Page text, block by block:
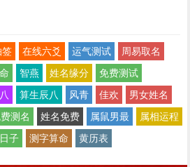
签 在线六爻 运气测试
周易取名
智燕 姓名缘分
免费测试
算生辰八 风青 佳欢
男女姓名
测名 姓名免费 属鼠男最
属相运程
子 测字算命 黄历表